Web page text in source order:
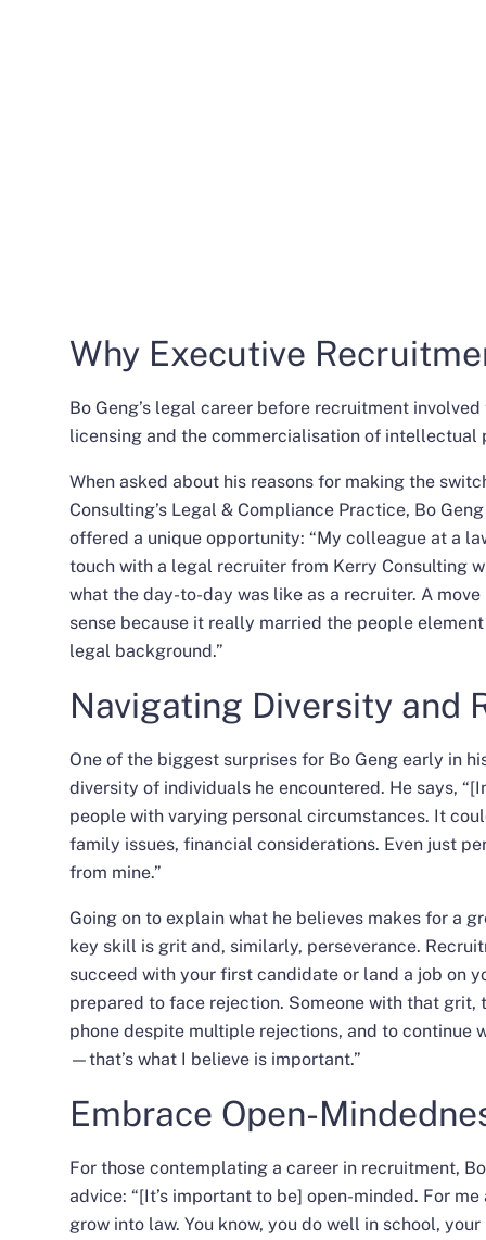
Why Executive
Bo Geng’s legal career before recruitment
licensing and the commercialisation of intellectual
When asked about his reasons for making the
Consulting’s Legal & Compliance Practice, Bo
offered a unique opportunity: “My colleague at a
touch with a legal recruiter from Kerry Consulting
what the day-to-day was like as a recruiter. A
sense because it really married the people
legal background.”
Navigating Diversity and
One of the biggest surprises for Bo Geng early in
diversity of individuals he encountered. He says,
people with varying personal circumstances. It
family issues, financial considerations. Even just
from mine.”
Going on to explain what he believes makes for a
key skill is grit and, similarly, perseverance.
succeed with your first candidate or land a job on
prepared to face rejection. Someone with that
phone despite multiple rejections, and to continue
—that’s what I believe is important.”
Embrace Open-
For those contemplating a career in recruitment,
advice: “[It’s important to be] open-minded. For
grow into law. You know, you do well in school,